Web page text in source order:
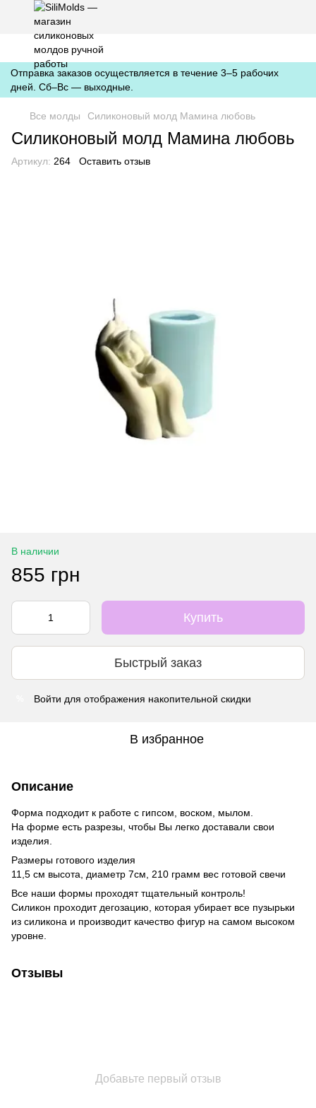
https://silimolds.com.ua//.well-known/apple-developer-merchantid-
domain-association
Отправка заказов осуществляется в течение 3–5 рабочих
дней. Сб–Вс — выходные.
Все молды Силиконовый молд Мамина любовь
Силиконовый молд Мамина любовь
Артикул: 264 Оставить отзыв
В наличии
855 грн
Купить
Быстрый заказ
Войти для отображения накопительной скидки
В избранное
Описание
Форма подходит к работе с гипсом, воском, мылом.
На форме есть разрезы, чтобы Вы легко доставали свои
изделия.
Размеры готового изделия
11,5 см высота, диаметр 7см, 210 грамм вес готовой свечи
Все наши формы проходят тщательный контроль!
Силикон проходит дегозацию, которая убирает все пузырьки
из силикона и производит качество фигур на самом высоком
уровне.
Отзывы
Добавьте первый отзыв